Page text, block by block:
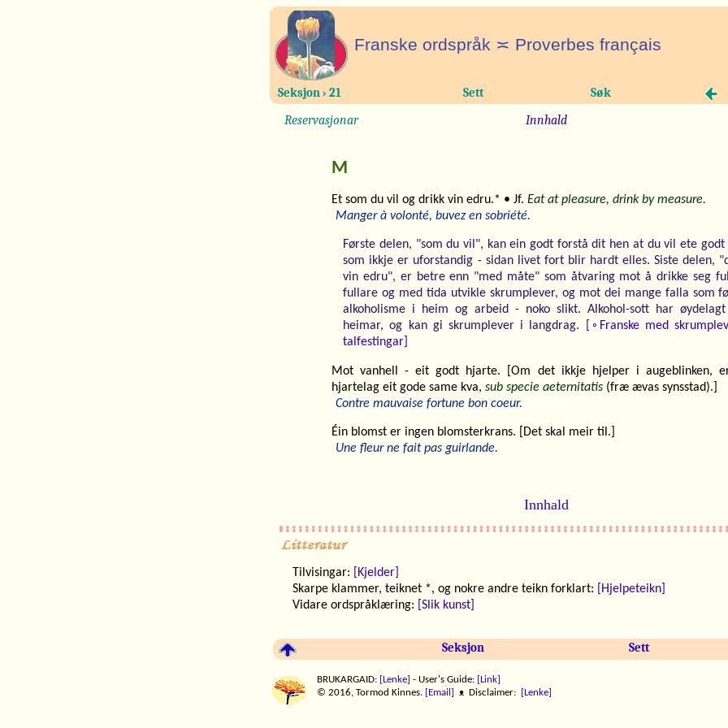
Franske ordspråk ≍ Proverbes français
Seksjon › 21 Sett Søk
Reservasjonar Innhald
M
Et som du vil og drikk vin edru.* • Jf. Eat at pleasure, drink by measure.
Manger à volonté, buvez en sobriété.
Første delen, "som du vil", kan ein godt forstå dit hen at du vil ete godt
som ikkje er uforstandig - sidan livet fort blir hardt elles. Siste delen,
vin edru", er betre enn "med måte" som åtvaring mot å drikke seg
fullare og med tida utvikle skrumplever, og mot dei mange falla som
alkoholisme i heim og arbeid - noko slikt. Alkohol-sott har
heimar, og kan gi skrumplever i langdrag.
[◦Franske med
talfestingar]
Mot vanhell - eit godt hjarte. [Om det ikkje hjelper i augeblinken,
hjartelag eit gode same kva, sub specie aeternitatis (fræ ævas synsstad).]
Contre mauvaise fortune bon coeur.
Éin blomst er ingen blomsterkrans. [Det skal meir til.]
Une fleur ne fait pas guirlande.
Innhald
Tilvisingar:
[Kjelder]
Skarpe klammer, teiknet *, og nokre andre teikn forklart:
[Hjelpeteikn]
Vidare ordspråklæring:
[Slik kunst]
Seksjon Sett
BRUKARGAID: [Lenke] - User's Guide:
[Link]
© 2016, Tormod Kinnes.
[Email] ᴥ Disclaimer: [Lenke]